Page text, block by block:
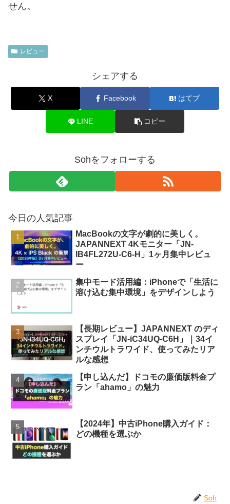
せん。
レビュー
シェアする
X Facebook はてブ
LINE コピー
Sohをフォローする
今日の人気記事
MacBookの文字が劇的に美しく。
JAPANNEXT 4Kモニター「JN-
IB4FL272U-C6-H」1ヶ月集中レビュ
ー
集中モード活用編：iPhoneで「生活に
溶け込む集中環境」をデザインしよう
【長期レビュー】JAPANNEXT のディ
スプレイ「JN-iC34UQ-C6H」｜34イ
ンチウルトラワイド、使ってみたリア
ルな感想
【申し込んだ】ドコモの廉価版料金プ
ラン「ahamo」の魅力
【2024年】中古iPhone購入ガイド：
どの機種を選ぶか
Soh